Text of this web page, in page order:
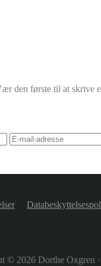
den første til at skrive
© 2026 Dorthe Oxgren ·